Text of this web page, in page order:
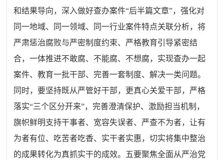
和结果导向，深入做好查办案件“后半篇文章”，强化对
同一地域、同一领域、同一行业案件特点关联分析，将
严肃惩治腐败与严密制度约束、严格教育引导紧密结
合，一体推进不敢腐、不能腐、不想腐，实现查办一起
案件、教育一批干部、完善一套制度、解决一类问题。
同时，要坚持既从严管好干部，更真心关爱干部，严格
落实“三个区分开来”，完善澄清保护、激励担当机制，
旗帜鲜明支持干事者、宽容失误者、严查不为者，让有
为者有位、吃苦者吃香、实干者实惠，切实将集中整治
的成果转化为真抓实干的成效。五要聚焦全面从严治党